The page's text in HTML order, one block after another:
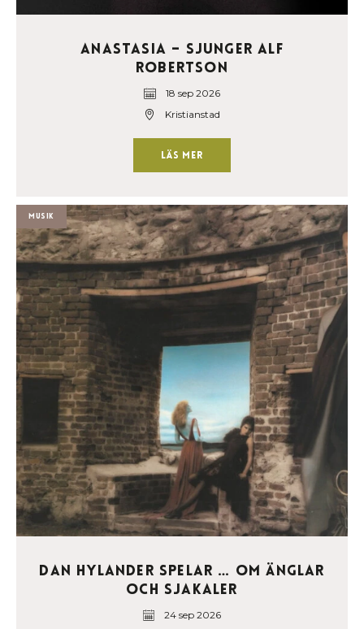
Anastasia – Sjunger Alf
Robertson
18 sep 2026
Kristianstad
Läs mer
Musik
Dan Hylander spelar … om änglar
och sjakaler
24 sep 2026